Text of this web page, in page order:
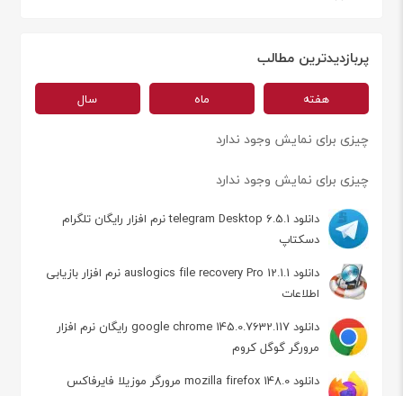
پربازدیدترین مطالب
هفته ماه سال
چیزی برای نمایش وجود ندارد
چیزی برای نمایش وجود ندارد
دانلود telegram Desktop 6.5.1 نرم افزار رایگان تلگرام
دسکتاپ
دانلود auslogics file recovery Pro 12.1.1 نرم افزار بازیابی
اطلاعات
دانلود google chrome 145.0.7632.117 رایگان نرم افزار
مرورگر گوگل کروم
دانلود mozilla firefox 148.0 مرورگر موزیلا فایرفاکس